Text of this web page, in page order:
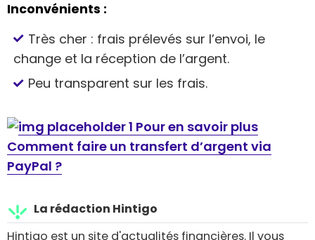
Inconvénients :
Très cher : frais prélevés sur l’envoi, le
change et la réception de l’argent.
Peu transparent sur les frais.
Pour en savoir plus
Comment faire un transfert d’argent via
PayPal ?
La rédaction Hintigo
Hintigo est un site d'actualités financières. Il vous